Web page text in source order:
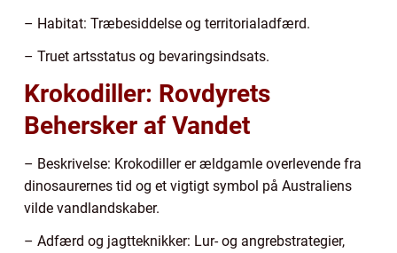
– Habitat: Træbesiddelse og territorialadfærd.
– Truet artsstatus og bevaringsindsats.
Krokodiller: Rovdyrets
Behersker af Vandet
– Beskrivelse: Krokodiller er ældgamle overlevende fra
dinosaurernes tid og et vigtigt symbol på Australiens
vilde vandlandskaber.
– Adfærd og jagtteknikker: Lur- og angrebstrategier,